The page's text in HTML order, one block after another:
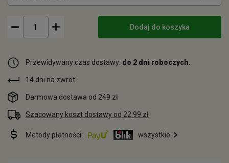
Dodaj do koszyka
Przewidywany czas dostawy: do 2 dni roboczych.
14 dni na zwrot
Darmowa dostawa od 249 zł
Szacowany koszt dostawy od 22.99 zł
Metody płatności: wszystkie